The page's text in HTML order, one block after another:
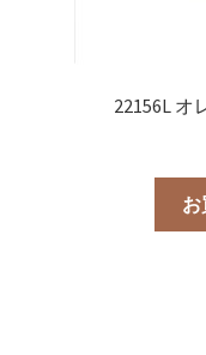
22156L オ